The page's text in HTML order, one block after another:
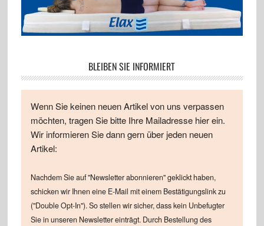
BLEIBEN SIE INFORMIERT
Wenn Sie keinen neuen Artikel von uns verpassen
möchten, tragen Sie bitte Ihre Mailadresse hier ein.
Wir informieren Sie dann gern über jeden neuen
Artikel:
Nachdem Sie auf "Newsletter abonnieren" geklickt haben,
schicken wir Ihnen eine E-Mail mit einem Bestätigungslink zu
("Double Opt-In"). So stellen wir sicher, dass kein Unbefugter
Sie in unseren Newsletter einträgt. Durch Bestellung des